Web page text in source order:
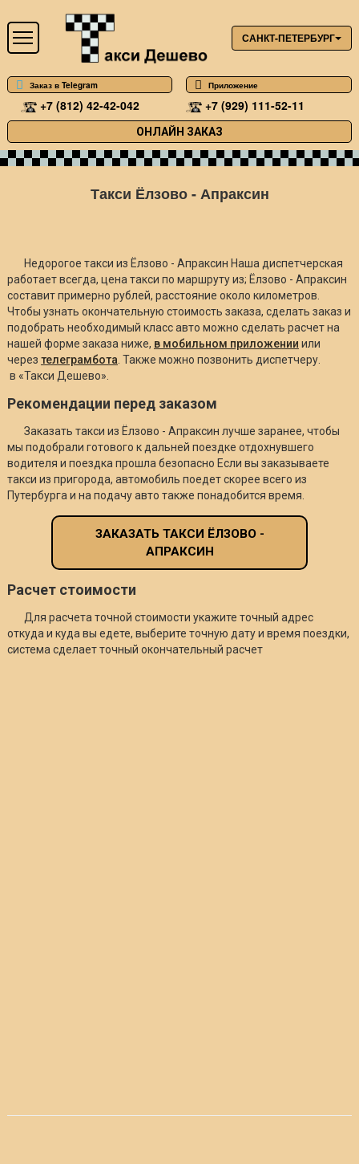
САНКТ-ПЕТЕРБУРГ
Заказ в Telegram Приложение
+7 (812) 42-42-042 +7 (929) 111-52-11
ОНЛАЙН ЗАКАЗ
Такси Ёлзово - Апраксин
Недорогое такси из Ёлзово - Апраксин Наша диспетчерская
работает всегда, цена такси по маршруту из; Ёлзово - Апраксин
составит примерно рублей, расстояние около километров.
Чтобы узнать окончательную стоимость заказа, сделать заказ и
подобрать необходимый класс авто можно сделать расчет на
нашей форме заказа ниже, в мобильном приложении или
через телеграмбота . Также можно позвонить диспетчеру.
в «Такси Дешево».
Рекомендации перед заказом
Заказать такси из Ёлзово - Апраксин лучше заранее, чтобы
мы подобрали готового к дальней поездке отдохнувшего
водителя и поездка прошла безопасно Если вы заказываете
такси из пригорода, автомобиль поедет скорее всего из
Путербурга и на подачу авто также понадобится время.
ЗАКАЗАТЬ ТАКСИ ЁЛЗОВО -
АПРАКСИН
Расчет стоимости
Для расчета точной стоимости укажите точный адрес
откуда и куда вы едете, выберите точную дату и время поездки,
система сделает точный окончательный расчет